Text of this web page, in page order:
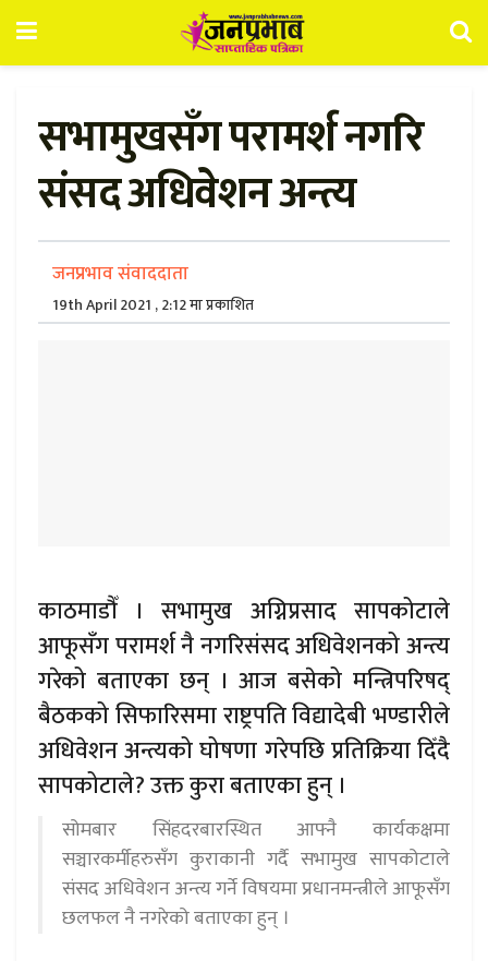
सभामुखसँग परामर्श नगरि
संसद अधिवेशन अन्त्य
जनप्रभाव संवाददाता
19th April 2021 , 2:12 मा प्रकाशित
काठमाडौँ । सभामुख अग्निप्रसाद सापकोटाले
आफूसँग परामर्श नै नगरिसंसद अधिवेशनको अन्त्य
गरेको बताएका छन् । आज बसेको मन्त्रिपरिषद्
बैठकको सिफारिसमा राष्ट्रपति विद्यादेबी भण्डारीले
अधिवेशन अन्त्यको घोषणा गरेपछि प्रतिक्रिया दिँदै
सापकोटाले? उक्त कुरा बताएका हुन् ।
सोमबार सिंहदरबारस्थित आफ्नै कार्यकक्षमा
सञ्चारकर्मीहरुसँग कुराकानी गर्दै सभामुख सापकोटाले
संसद अधिवेशन अन्त्य गर्ने विषयमा प्रधानमन्त्रीले आफूसँग
छलफल नै नगरेको बताएका हुन् ।